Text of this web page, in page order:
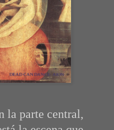
la parte central,